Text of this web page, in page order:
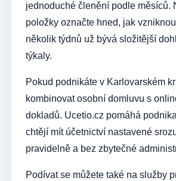
jednoduché členění podle měsíců.
položky označte hned, jak
několik týdnů už bývá složitější
týkaly.
Pokud podnikáte v Karlovarském
kombinovat osobní domluvu s
dokladů. Ucetio.cz pomáhá
chtějí mít účetnictví nastavené
pravidelně a bez zbytečné
Podívat se můžete také na služby